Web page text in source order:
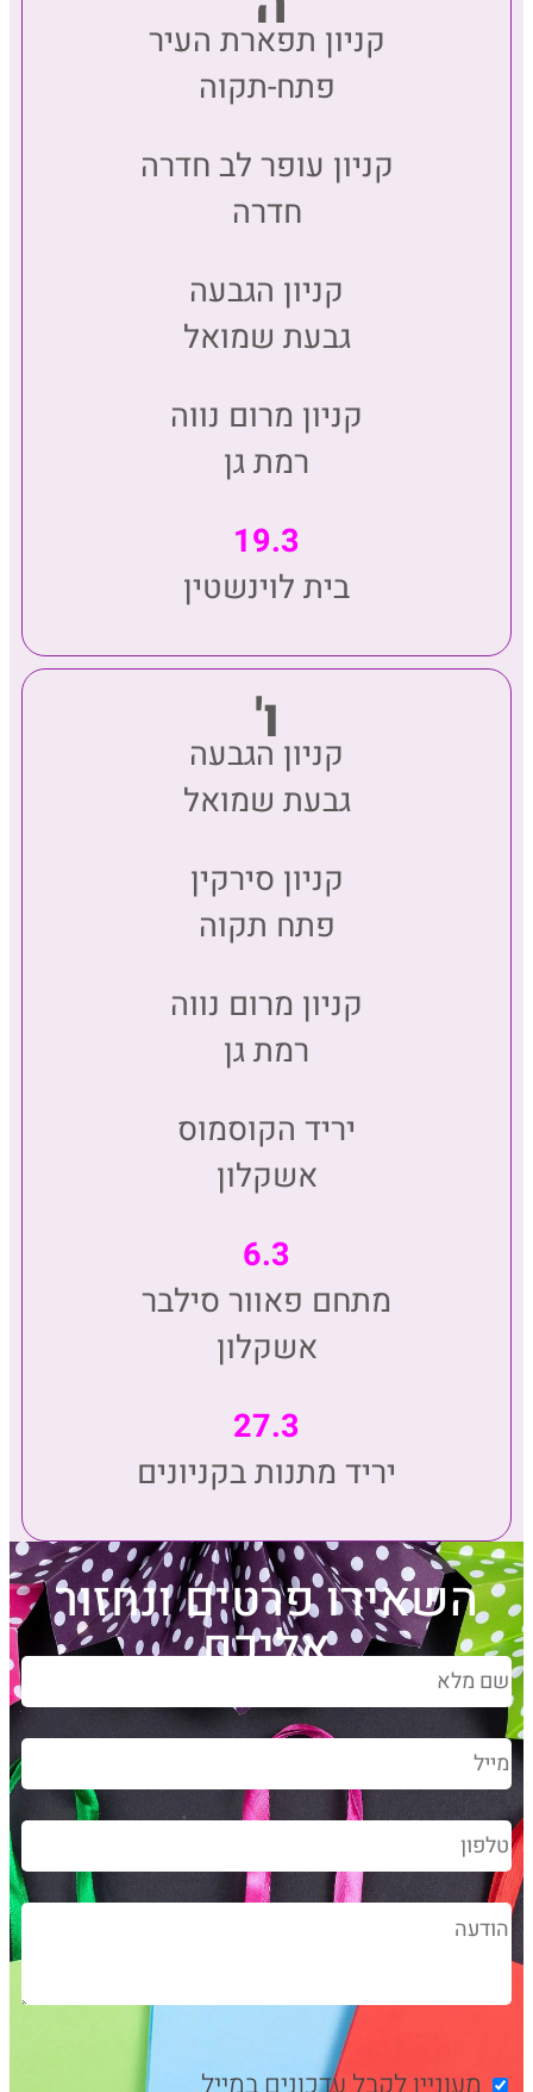
קניון תפארת העיר
פתח-תקוה
קניון עופר לב חדרה
חדרה
קניון הגבעה
גבעת שמואל
קניון מרום נווה
רמת גן
19.3
בית לוינשטין
ו'
קניון הגבעה
גבעת שמואל
קניון סירקין
פתח תקוה
קניון מרום נווה
רמת גן
יריד הקוסמוס
אשקלון
6.3
מתחם פאוור סילבר
אשקלון
27.3
יריד מתנות בקניונים
השאירו פרטים ונחזור
אליכם